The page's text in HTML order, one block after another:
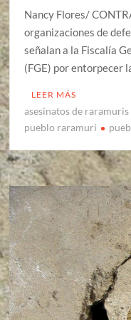
Nancy Flores/
organizaciones de
señalan a la Fiscalía
(FGE) por entorpecer
LEER MÁS
asesinatos de raramuris
pueblo raramuri